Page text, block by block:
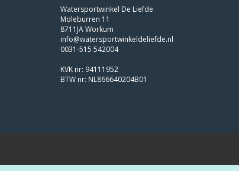
Watersportwinkel De Liefde
Moleburren 11
8711JA Workum
info@watersportwinkeldeliefde.nl
0031-515 542004
KVK nr: 94111952
BTW nr: NL866640204B01